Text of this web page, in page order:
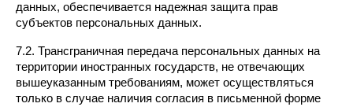
данных, обеспечивается надежная защита прав
субъектов персональных данных.
7.2. Трансграничная передача персональных данных на
территории иностранных государств, не отвечающих
вышеуказанным требованиям, может осуществляться
только в случае наличия согласия в письменной форме